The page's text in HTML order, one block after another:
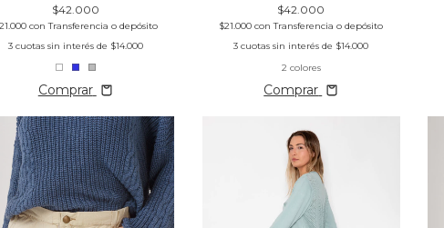
$42.000
con Transferencia o depósito
3 cuotas sin interés de $14.000
Comprar
$42.000
$21.000con Transferencia o depósito
3 cuotas sin interés de $14.000
2 colores
Comprar